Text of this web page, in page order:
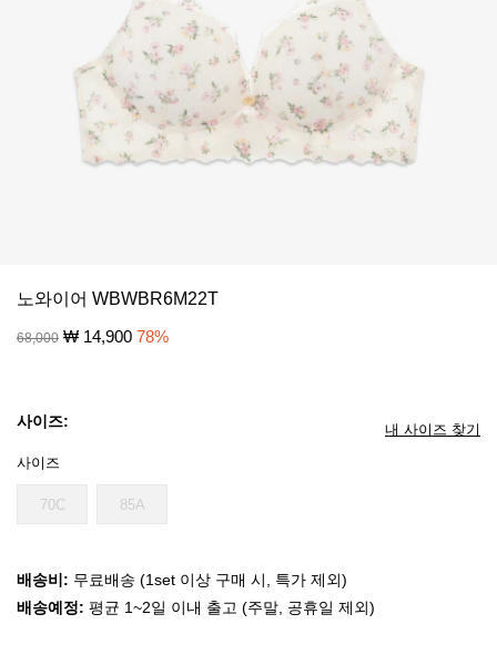
노와이어 WBWBR6M22T
68,000 ₩ 14,900 78%
사이즈: 내 사이즈 찾기
사이즈
70C 85A
배송비: 무료배송 (1set 이상 구매 시, 특가 제외)
배송예정: 평균 1~2일 이내 출고 (주말, 공휴일 제외)